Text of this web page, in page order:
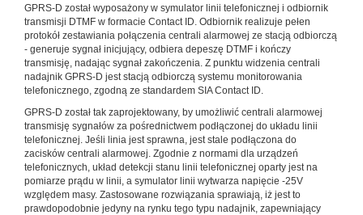
GPRS-D został wyposażony w symulator linii telefonicznej i odbiornik
transmisji DTMF w formacie Contact ID. Odbiornik realizuje pełen
protokół zestawiania połączenia centrali alarmowej ze stacją odbiorczą
- generuje sygnał inicjujący, odbiera depeszę DTMF i kończy
transmisję, nadając sygnał zakończenia. Z punktu widzenia centrali
nadajnik GPRS-D jest stacją odbiorczą systemu monitorowania
telefonicznego, zgodną ze standardem SIA Contact ID.
GPRS-D został tak zaprojektowany, by umożliwić centrali alarmowej
transmisję sygnałów za pośrednictwem podłączonej do układu linii
telefonicznej. Jeśli linia jest sprawna, jest stale podłączona do
zacisków centrali alarmowej. Zgodnie z normami dla urządzeń
telefonicznych, układ detekcji stanu linii telefonicznej oparty jest na
pomiarze prądu w linii, a symulator linii wytwarza napięcie -25V
względem masy. Zastosowane rozwiązania sprawiają, iż jest to
prawdopodobnie jedyny na rynku tego typu nadajnik, zapewniający